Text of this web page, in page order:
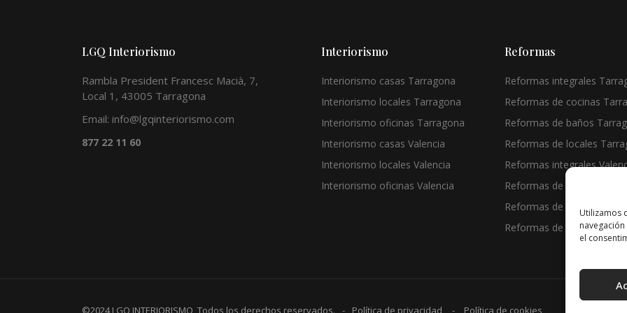
Utilizamos
el
LGQ Interiorismo
Rambla President Francesc Macià, 7,
Local 1, 43005 Tarragona
Email: info@lgqinteriorismo.com
877 22 11 60
Interiorismo
Interiorismo casas Tarragona
Interiorismo locales Tarragona
Interiorismo oficinas Tarragona
Interiorismo casas Valencia
Interiorismo locales Valencia
Interiorismo oficinas Valencia
Reformas
Reformas integrales
Reformas de cocinas
Reformas de baños
Reformas de locales
Reformas integrales
Reformas de cocinas
Reformas de baños Valencia
Reformas de locales
©2024 LGQ INTERIORISMO, Todos los derechos reservados. Política de privacidad Política de cookies